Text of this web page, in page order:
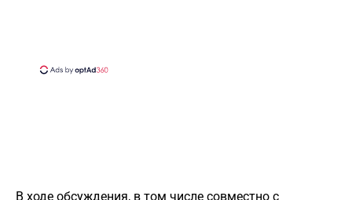
В ходе обсуждения, в том числе совместно с